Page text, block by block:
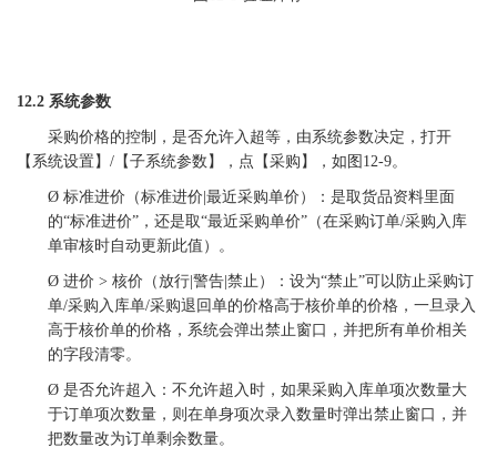
12.2 系统参数
采购价格的控制，是否允许入超等，由系统参数决定，打开
【系统设置】 /【子系统参数】，点【采购】，如图12-9。
Ø 标准进价（标准进价 |最近采购单价）
：是取货品资料里面
的“标准进价”，还是取“最近采购单价”（在采购订单/采购入库
单审核时自动更新此值）。
Ø 进价 > 核价（放行|警告|禁止） ：设为“禁止”可以防止采购订
单/采购入库单/采购退回单的价格高于核价单的价格，一旦录入
高于核价单的价格，系统会弹出禁止窗口，并把所有单价相关
的字段清零。
Ø 是否允许超入 ：不允许超入时，如果采购入库单项次数量大
于订单项次数量，则在单身项次录入数量时弹出禁止窗口，并
把数量改为订单剩余数量。